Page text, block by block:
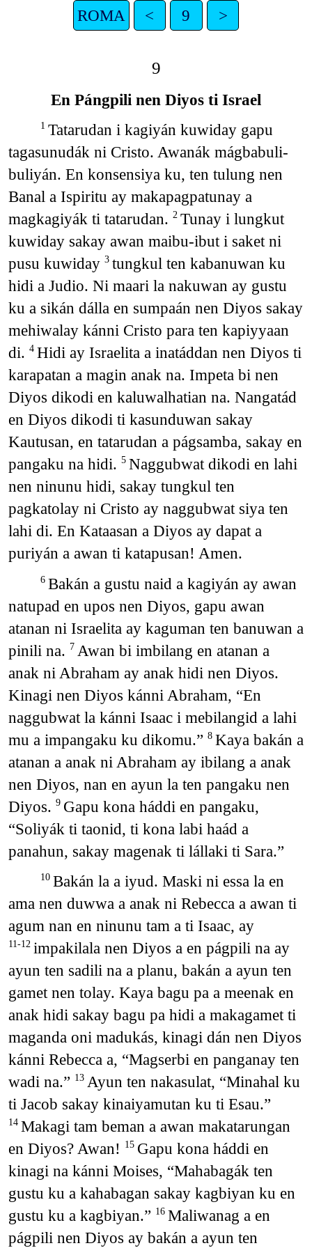
ROMA < 9 >
9
En Pángpili nen Diyos ti Israel
1 Tatarudan i kagiyán kuwiday gapu
tagasunudák ni Cristo. Awanák mágbabuli-
buliyán. En konsensiya ku, ten tulung nen
Banal a Ispiritu ay makapagpatunay a
magkagiyák ti tatarudan. 2 Tunay i lungkut
kuwiday sakay awan maibu-ibut i saket ni
pusu kuwiday 3 tungkul ten kabanuwan ku
hidi a Judio. Ni maari la nakuwan ay gustu
ku a sikán dálla en sumpaán nen Diyos sakay
mehiwalay kánni Cristo para ten kapiyyaan
di. 4 Hidi ay Israelita a inatáddan nen Diyos ti
karapatan a magin anak na. Impeta bi nen
Diyos dikodi en kaluwalhatian na. Nangatád
en Diyos dikodi ti kasunduwan sakay
Kautusan, en tatarudan a págsamba, sakay en
pangaku na hidi. 5 Naggubwat dikodi en lahi
nen ninunu hidi, sakay tungkul ten
pagkatolay ni Cristo ay naggubwat siya ten
lahi di. En Kataasan a Diyos ay dapat a
puriyán a awan ti katapusan! Amen.
6 Bakán a gustu naid a kagiyán ay awan
natupad en upos nen Diyos, gapu awan
atanan ni Israelita ay kaguman ten banuwan a
pinili na. 7 Awan bi imbilang en atanan a
anak ni Abraham ay anak hidi nen Diyos.
Kinagi nen Diyos kánni Abraham, “En
naggubwat la kánni Isaac i mebilangid a lahi
mu a impangaku ku dikomu.” 8 Kaya bakán a
atanan a anak ni Abraham ay ibilang a anak
nen Diyos, nan en ayun la ten pangaku nen
Diyos. 9 Gapu kona háddi en pangaku,
“Soliyák ti taonid, ti kona labi haád a
panahun, sakay magenak ti lállaki ti Sara.”
10 Bakán la a iyud. Maski ni essa la en
ama nen duwwa a anak ni Rebecca a awan ti
agum nan en ninunu tam a ti Isaac, ay
11-12 impakilala nen Diyos a en págpili na ay
ayun ten sadili na a planu, bakán a ayun ten
gamet nen tolay. Kaya bagu pa a meenak en
anak hidi sakay bagu pa hidi a makagamet ti
maganda oni madukás, kinagi dán nen Diyos
kánni Rebecca a, “Magserbi en panganay ten
wadi na.” 13 Ayun ten nakasulat, “Minahal ku
ti Jacob sakay kinaiyamutan ku ti Esau.”
14 Makagi tam beman a awan makatarungan
en Diyos? Awan! 15 Gapu kona háddi en
kinagi na kánni Moises, “Mahabagák ten
gustu ku a kahabagan sakay kagbiyan ku en
gustu ku a kagbiyan.” 16 Maliwanag a en
págpili nen Diyos ay bakán a ayun ten